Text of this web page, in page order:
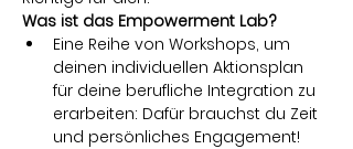
Was ist das Empowerment Lab?
Eine Reihe von Workshops, um
deinen individuellen Aktionsplan
für deine berufliche Integration zu
erarbeiten: Dafür brauchst du Zeit
und persönliches Engagement!